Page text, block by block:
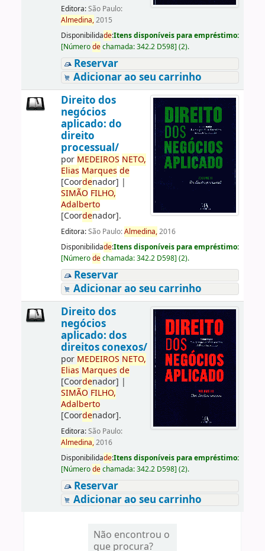
Editora:São Paulo:
Almedina,2015
Disponibilidade:Itens disponíveis para empréstimo:
[Númerodechamada:342.2 D598] (2).
Reservar
Adicionar ao seu carrinho
Direito dos
negócios
aplicado: do
direito
processual/
por MEDEIROS NETO,
Elias Marques de
[Coordenador] |
SIMÃO FILHO,
Adalberto
[Coordenador].
Editora:São Paulo:Almedina,2016
Disponibilidade:Itens disponíveis para empréstimo:
[Númerodechamada:342.2 D598] (2).
Reservar
Adicionar ao seu carrinho
Direito dos
negócios
aplicado: dos
direitos conexos/
por MEDEIROS NETO,
Elias Marques de
[Coordenador] |
SIMÃO FILHO,
Adalberto
[Coordenador].
Editora:São Paulo:
Almedina,2016
Disponibilidade:Itens disponíveis para empréstimo:
[Númerodechamada:342.2 D598] (2).
Reservar
Adicionar ao seu carrinho
Não encontrou o
que procura?